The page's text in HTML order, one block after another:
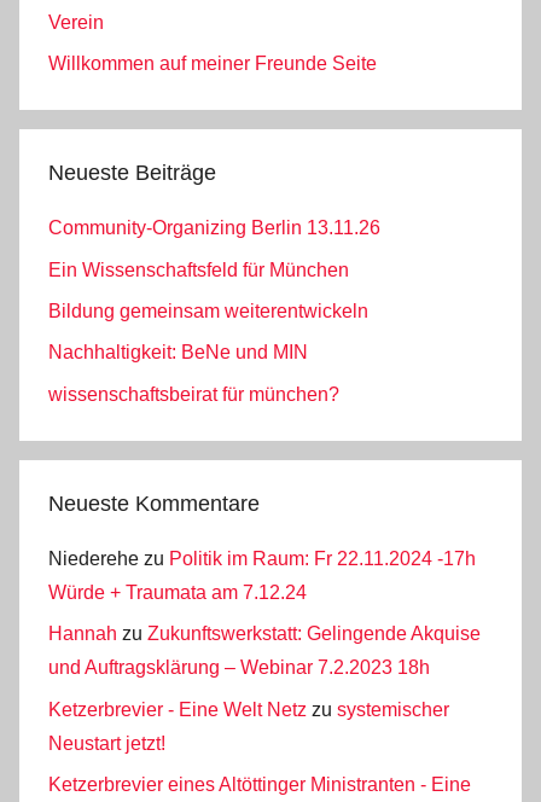
Verein
Willkommen auf meiner Freunde Seite
Neueste Beiträge
Community-Organizing Berlin 13.11.26
Ein Wissenschaftsfeld für München
Bildung gemeinsam weiterentwickeln
Nachhaltigkeit: BeNe und MIN
wissenschaftsbeirat für münchen?
Neueste Kommentare
Niederehe zu Politik im Raum: Fr 22.11.2024 -17h
Würde + Traumata am 7.12.24
Hannah zu Zukunftswerkstatt: Gelingende Akquise
und Auftragsklärung – Webinar 7.2.2023 18h
Ketzerbrevier - Eine Welt Netz zu systemischer
Neustart jetzt!
Ketzerbrevier eines Altöttinger Ministranten - Eine